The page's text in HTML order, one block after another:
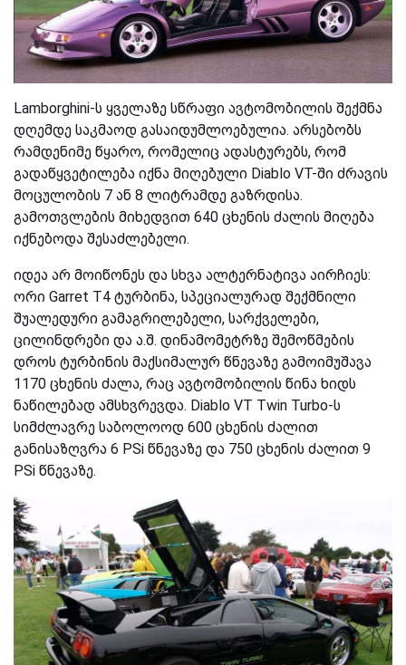
Lamborghini-ს ყველაზე სწრაფი ავტომობილის შექმნა
დღემდე საკმაოდ გასაიდუმლოებულია. არსებობს
რამდენიმე წყარო, რომელიც ადასტურებს, რომ
გადაწყვეტილება იქნა მიღებული Diablo VT-ში ძრავის
მოცულობის 7 ან 8 ლიტრამდე გაზრდისა.
გამოთვლების მიხედვით 640 ცხენის ძალის მიღება
იქნებოდა შესაძლებელი.
იდეა არ მოიწონეს და სხვა ალტერნატივა აირჩიეს:
ორი Garret T4 ტურბინა, სპეციალურად შექმნილი
შუალედური გამაგრილებელი, სარქველები,
ცილინდრები და ა.შ. დინამომეტრზე შემოწმების
დროს ტურბინის მაქსიმალურ წნევაზე გამოიმუშავა
1170 ცხენის ძალა, რაც ავტომობილის წინა ხიდს
ნაწილებად ამსხვრევდა. Diablo VT Twin Turbo-ს
სიმძლავრე საბოლოოდ 600 ცხენის ძალით
განისაზღვრა 6 PSi წნევაზე და 750 ცხენის ძალით 9
PSi წნევაზე.